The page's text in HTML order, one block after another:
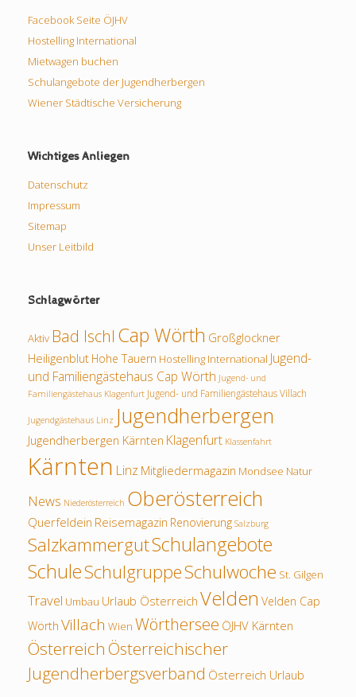
Facebook Seite ÖJHV
Hostelling International
Mietwagen buchen
Schulangebote der Jugendherbergen
Wiener Städtische Versicherung
Wichtiges Anliegen
Datenschutz
Impressum
Sitemap
Unser Leitbild
Schlagwörter
Aktiv Bad Ischl Cap Wörth Großglockner
Heiligenblut Hohe Tauern Hostelling International Jugend-
und Familiengästehaus Cap Wörth Jugend- und
Familiengästehaus Klagenfurt Jugend- und Familiengästehaus Villach
Jugendgästehaus Linz Jugendherbergen
Jugendherbergen Kärnten Klagenfurt Klassenfahrt
Kärnten Linz Mitgliedermagazin Mondsee Natur
News Niederösterreich Oberösterreich
Querfeldein Reisemagazin Renovierung Salzburg
SalzkammergutSchulangebote
SchuleSchulgruppeSchulwoche St. Gilgen
Travel Umbau Urlaub Österreich Velden Velden Cap
Wörth Villach Wien Wörthersee ÖJHV Kärnten
Österreich Österreichischer
Jugendherbergsverband Österreich Urlaub